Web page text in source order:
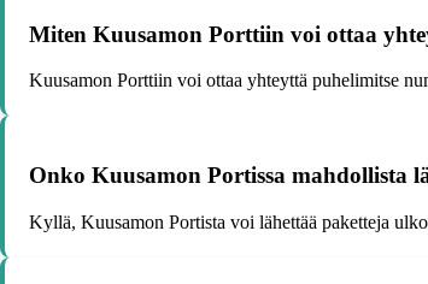
Miten Kuusamon Porttiin voi ottaa
Kuusamon Porttiin voi ottaa yhteyttä puhelimitse
Onko Kuusamon Portissa mahdollista
Kyllä, Kuusamon Portista voi lähettää paketteja